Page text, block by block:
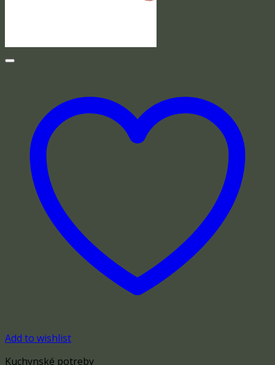
Add to wishlist
Kuchynské potreby